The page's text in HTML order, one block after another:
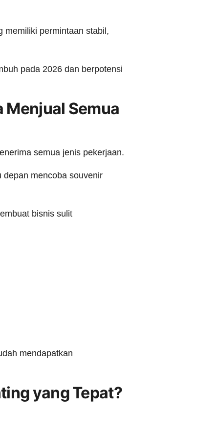
memiliki permintaan stabil,
pada 2026 dan berpotensi
Semua
semua jenis pekerjaan.
depan mencoba souvenir
bisnis sulit
mendapatkan
yang Tepat?